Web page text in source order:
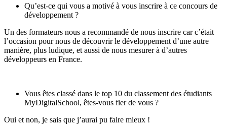
Qu’est-ce qui vous a motivé à vous inscrire à ce concours de
développement ?
Un des formateurs nous a recommandé de nous inscrire car c’était
l’occasion pour nous de découvrir le développement d’une autre
manière, plus ludique, et aussi de nous mesurer à d’autres
développeurs en France.
Vous êtes classé dans le top 10 du classement des étudiants
MyDigitalSchool, êtes-vous fier de vous ?
Oui et non, je sais que j’aurai pu faire mieux !